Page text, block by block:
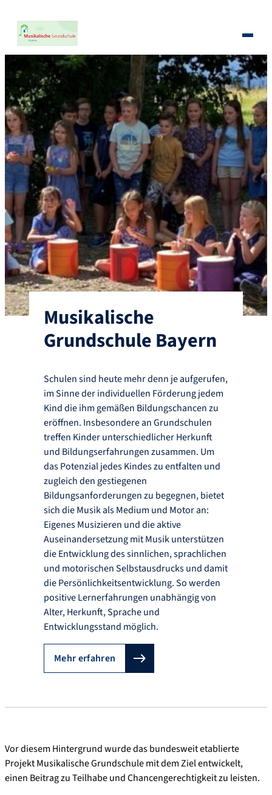
Musikalische
Grundschule Bayern
Schulen sind heute mehr denn je aufgerufen,
im Sinne der individuellen Förderung jedem
Kind die ihm gemäßen Bildungschancen zu
eröffnen. Insbesondere an Grundschulen
treffen Kinder unterschiedlicher Herkunft
und Bildungserfahrungen zusammen. Um
das Potenzial jedes Kindes zu entfalten und
zugleich den ge­stie­ge­nen
Bildungsanforderungen zu begegnen, bietet
sich die Musik als Medium und Motor an:
Eigenes Musizieren und die aktive
Auseinandersetzung mit Musik unterstützen
die Entwicklung des sinnlichen, sprachlichen
und motorischen Selbstausdrucks und damit
die Persönlichkeitsentwicklung. So werden
positive Lernerfahrungen unab­hän­gig von
Alter, Herkunft, Sprache und
Entwicklungsstand möglich.
Mehr erfahren
Vor diesem Hintergrund wurde das bundesweit etablierte
Projekt Musikalische Grundschule mit dem Ziel entwickelt,
einen Beitrag zu Teilhabe und Chancengerechtigkeit zu leisten.